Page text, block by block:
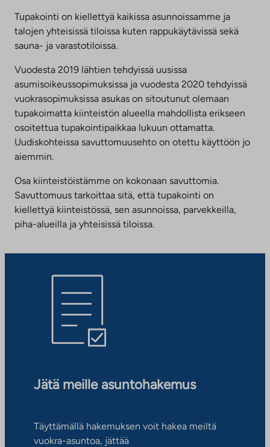
Tupakointi on kiellettyä kaikissa asunnoissamme ja
talojen yhteisissä tiloissa kuten rappukäytävissä sekä
sauna- ja varastotiloissa.
Vuodesta 2019 lähtien tehdyissä uusissa
asumisoikeussopimuksissa ja vuodesta 2020 tehdyissä
vuokrasopimuksissa asukas on sitoutunut olemaan
tupakoimatta kiinteistön alueella mahdollista erikseen
osoitettua tupakointipaikkaa lukuun ottamatta.
Uudiskohteissa savuttomuusehto on otettu käyttöön jo
aiemmin.
Osa kiinteistöistämme on kokonaan savuttomia.
Savuttomuus tarkoittaa sitä, että tupakointi on
kiellettyä kiinteistössä, sen asunnoissa, parvekkeilla,
piha-alueilla ja yhteisissä tiloissa.
Jätä meille asuntohakemus
Täyttämällä hakemuksen voit hakea meiltä
vuokra-asuntoa, jättää